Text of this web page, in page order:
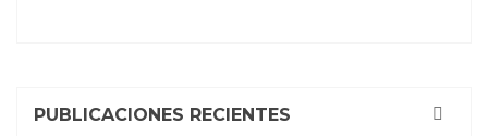
PUBLICACIONES RECIENTES